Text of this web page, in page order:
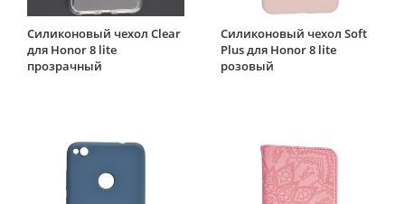
Силиконовый чехол Clear
для Honor 8 lite
прозрачный
Силиконовый чехол Soft
Plus для Honor 8 lite
розовый